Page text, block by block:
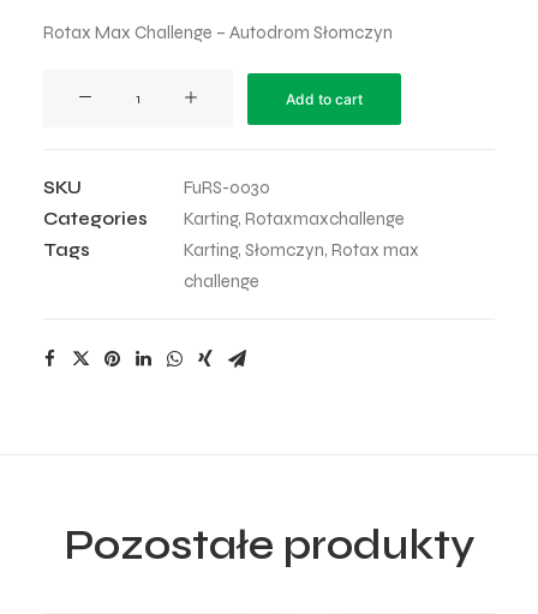
Rotax Max Challenge – Autodrom Słomczyn
Add to cart
SKU
FuRS-0030
Categories
Karting, Rotaxmaxchallenge
Tags
Karting, Słomczyn, Rotax max
challenge
Pozostałe produkty